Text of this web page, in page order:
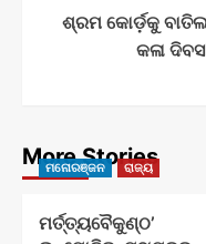
ଶ୍ରମ କୋର୍ଡ଼କୁ
କଳା
More Stories
ମନୋରଞ୍ଜନ ରାଜ୍ୟ
ମର୍ତ୍ତ୍ୟବୈକୁଣ୍ଠ’